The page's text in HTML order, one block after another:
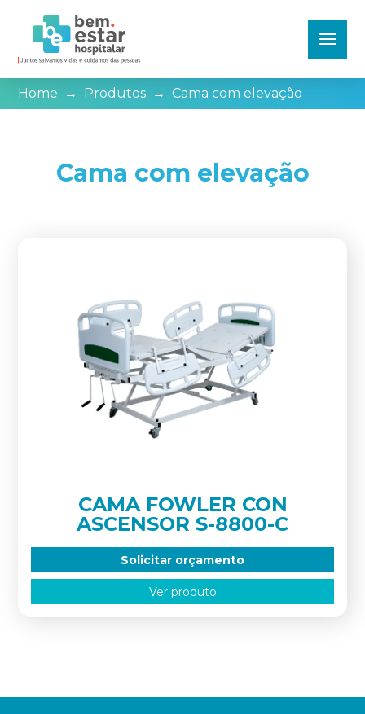
Home → Produtos → Cama com elevação
Cama com elevação
CAMA FOWLER CON
ASCENSOR S-8800-C
Solicitar orçamento
Ver produto